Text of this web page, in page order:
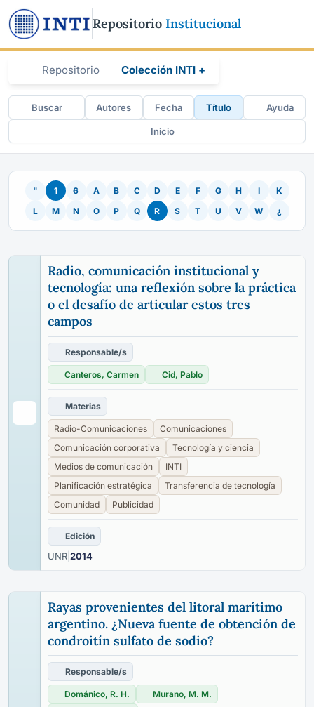
Repositorio Institucional
Repositorio Colección INTI +
Buscar Autores Fecha Título Ayuda
Inicio
" 1 6 A B C D E F G H I
K
L
M N O P Q R S T U V W ¿
Radio, comunicación institucional y
tecnología: una reflexión sobre la práctica
o el desafío de articular estos tres
campos
Responsable/s
Canteros, Carmen Cid, Pablo
Materias
Radio-Comunicaciones
Comunicaciones
Comunicación corporativa
Tecnología y ciencia
Medios de comunicación
INTI
Planificación estratégica
Transferencia de tecnología
Comunidad
Publicidad
Edición
UNR 2014
Rayas provenientes del litoral marítimo
argentino. ¿Nueva fuente de obtención de
condroitín sulfato de sodio?
Responsable/s
Dománico, R. H.
Murano, M. M.